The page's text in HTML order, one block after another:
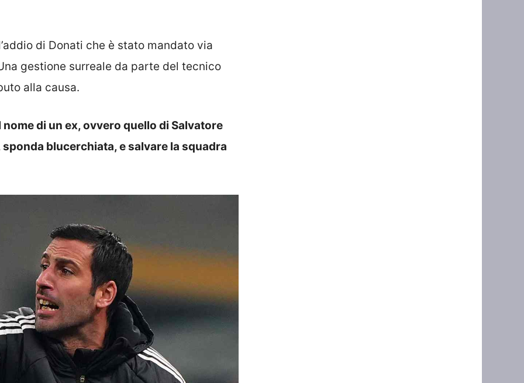
di Donati che è stato mandato via
gestione surreale da parte del tecnico
alla causa.
di un ex, ovvero quello di Salvatore
blucerchiata, e salvare la squadra